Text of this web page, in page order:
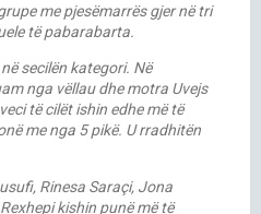
me pjesëmarrës gjer në tri
të pabarabarta.
secilën kategori. Në
nga vëllau dhe motra Uvejs
të cilët ishin edhe më të
me nga 5 pikë. U rradhitën
Rinesa Saraçi, Jona
kishin punë më të